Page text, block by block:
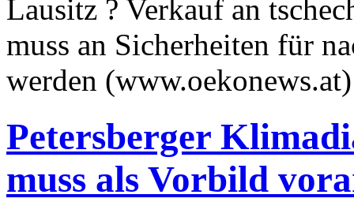
Lausitz ? Verkauf an
muss an Sicherheiten für
werden
Petersberger
muss als Vorbild